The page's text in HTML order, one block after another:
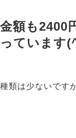
金額も2400
っています
種類は少ないです